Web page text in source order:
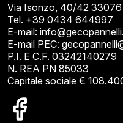
Via Isonzo, 40/42 33076
Tel. +39 0434 644997
E-mail:
E-mail PEC:
P.I. E C.F. 03242140279
N. REA PN 85033
Capitale sociale €